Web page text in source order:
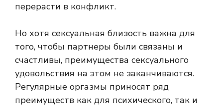
перерасти в конфликт.
Но хотя сексуальная близость важна для
того, чтобы партнеры были связаны и
счастливы, преимущества сексуального
удовольствия на этом не заканчиваются.
Регулярные оргазмы приносят ряд
преимуществ как для психического, так и